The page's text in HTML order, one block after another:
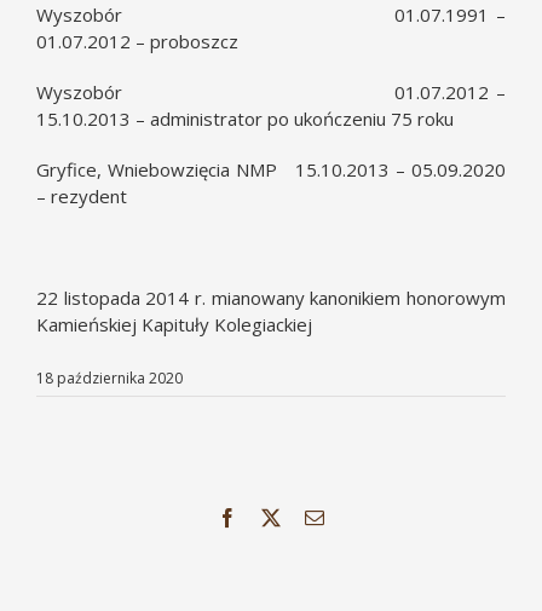
Wyszobór 01.07.1991 –
01.07.2012 – proboszcz
Wyszobór 01.07.2012 –
15.10.2013 – administrator po ukończeniu 75 roku
Gryfice, Wniebowzięcia NMP 15.10.2013 – 05.09.2020
– rezydent
22 listopada 2014 r. mianowany kanonikiem honorowym
Kamieńskiej Kapituły Kolegiackiej
18 października 2020
Facebook Email